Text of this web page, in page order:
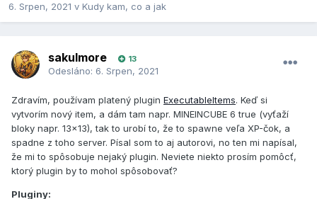
6. Srpen, 2021 v Kudy kam, co a jak
sakulmore 13
Odesláno: 6. Srpen, 2021
Zdravím, používam platený plugin ExecutableItems. Keď si
vytvorím nový item, a dám tam napr. MINEINCUBE 6 true (vyťaží
bloky napr. 13x13), tak to urobí to, že to spawne veľa XP-čok, a
spadne z toho server. Písal som to aj autorovi, no ten mi napísal,
že mi to spôsobuje nejaký plugin. Neviete niekto prosím pomôcť,
ktorý plugin by to mohol spôsobovať?
Pluginy: